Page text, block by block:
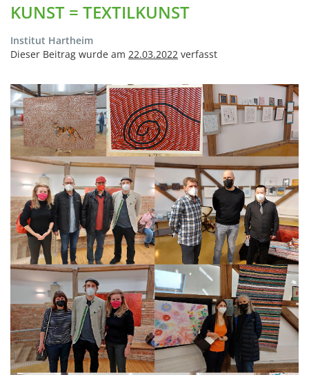
KUNST = TEXTILKUNST
Institut Hartheim
Dieser Beitrag wurde am 22.03.2022 verfasst